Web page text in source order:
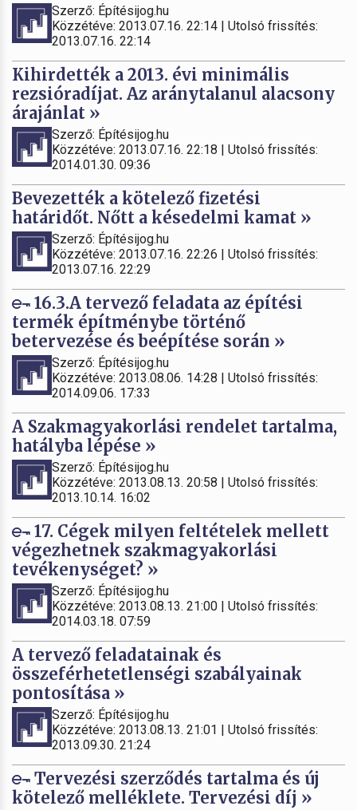
Szerző: Építésijog.hu
Közzétéve: 2013.07.16. 22:14 | Utolsó frissítés:
2013.07.16. 22:14
Kihirdették a 2013. évi minimális
rezsióradíjat. Az aránytalanul alacsony
árajánlat »
Szerző: Építésijog.hu
Közzétéve: 2013.07.16. 22:18 | Utolsó frissítés:
2014.01.30. 09:36
Bevezették a kötelező fizetési
határidőt. Nőtt a késedelmi kamat »
Szerző: Építésijog.hu
Közzétéve: 2013.07.16. 22:26 | Utolsó frissítés:
2013.07.16. 22:29
16.3.A tervező feladata az építési
termék építménybe történő
betervezése és beépítése során »
Szerző: Építésijog.hu
Közzétéve: 2013.08.06. 14:28 | Utolsó frissítés:
2014.09.06. 17:33
A Szakmagyakorlási rendelet tartalma,
hatályba lépése »
Szerző: Építésijog.hu
Közzétéve: 2013.08.13. 20:58 | Utolsó frissítés:
2013.10.14. 16:02
17. Cégek milyen feltételek mellett
végezhetnek szakmagyakorlási
tevékenységet? »
Szerző: Építésijog.hu
Közzétéve: 2013.08.13. 21:00 | Utolsó frissítés:
2014.03.18. 07:59
A tervező feladatainak és
összeférhetetlenségi szabályainak
pontosítása »
Szerző: Építésijog.hu
Közzétéve: 2013.08.13. 21:01 | Utolsó frissítés:
2013.09.30. 21:24
Tervezési szerződés tartalma és új
kötelező melléklete. Tervezési díj »